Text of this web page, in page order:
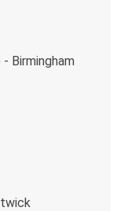
Birmingham